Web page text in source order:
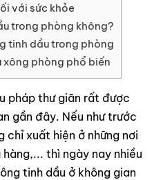
với sức khỏe
trong phòng không?
tinh dầu trong phòng
phòng phổ biến
pháp thư giãn rất được
gần đây. Nếu như trước
chỉ xuất hiện ở những nơi
thì ngày nay nhiều
tinh dầu ở không gian